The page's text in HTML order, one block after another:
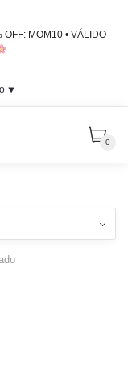
OFF: MOM10 • VÁLIDO
⯆
0